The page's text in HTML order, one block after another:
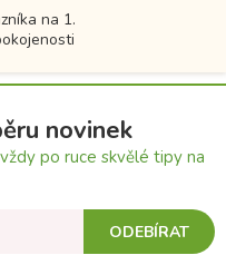
na 1.
novinek
po ruce skvělé tipy na
ODEBÍRAT